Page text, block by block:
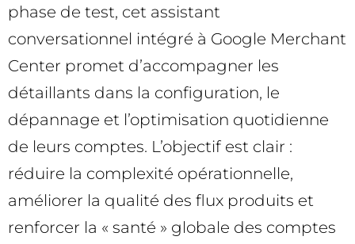
phase de test, cet assistant
conversationnel intégré à Google Merchant
Center promet d’accompagner les
détaillants dans la configuration, le
dépannage et l’optimisation quotidienne
de leurs comptes. L’objectif est clair :
réduire la complexité opérationnelle,
améliorer la qualité des flux produits et
renforcer la « santé » globale des comptes